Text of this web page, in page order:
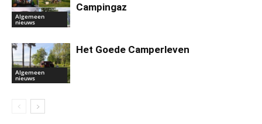
Algemeen
nieuws
Campingaz
Algemeen
nieuws
Het Goede Camperleven